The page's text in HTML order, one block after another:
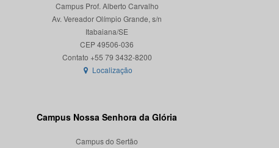
Campus Prof. Alberto Carvalho
Av. Vereador Olímpio Grande, s/n
Itabaiana/SE
CEP 49506-036
Localização
Campus Nossa Senhora da Glória
Campus do Sertão